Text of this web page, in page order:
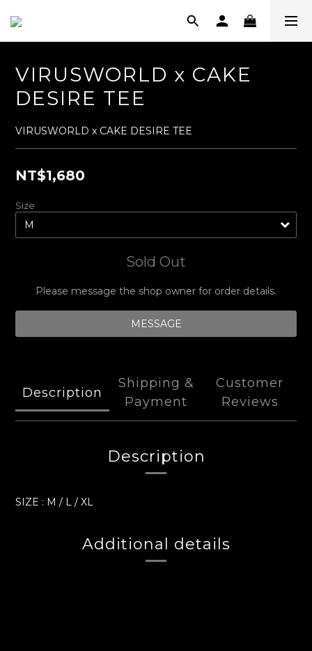
VIRUSWORLD x CAKE
DESIRE TEE
VIRUSWORLD x CAKE DESIRE TEE
NT$1,680
Size
Sold Out
Please message the shop owner for order details.
MESSAGE
Description
Shipping &
Payment
Customer
Reviews
Description
SIZE : M / L / XL
Additional details